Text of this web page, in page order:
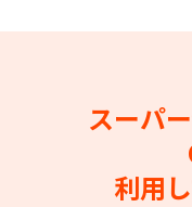
スーパ
利用